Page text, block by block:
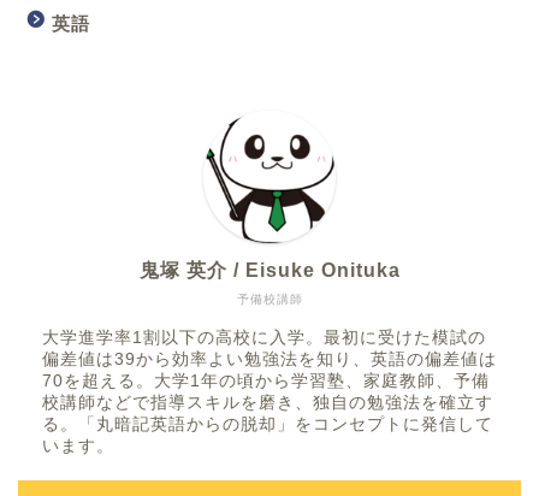
英語
予備校講師
鬼塚 英介 / Eisuke Onituka
大学進学率1割以下の高校に入学。最初に受けた模試の
偏差値は39から効率よい勉強法を知り、英語の偏差値は
70を超える。大学1年の頃から学習塾、家庭教師、予備
校講師などで指導スキルを磨き、独自の勉強法を確立す
る。「丸暗記英語からの脱却」をコンセプトに発信して
います。